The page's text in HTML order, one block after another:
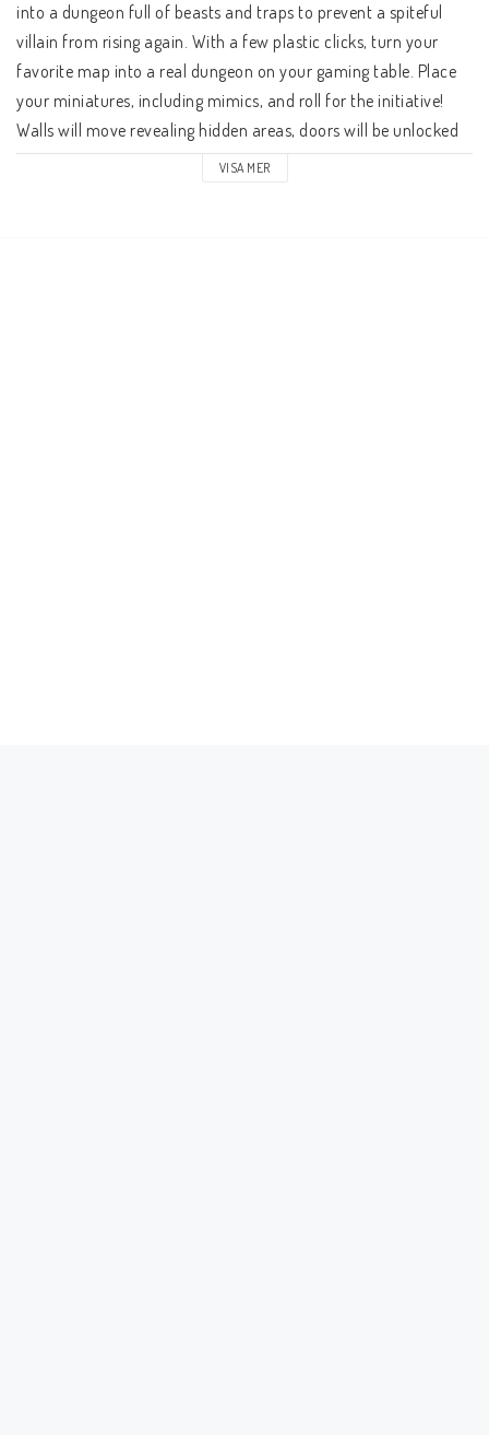
into a dungeon full of beasts and traps to prevent a spiteful
villain from rising again. With a few plastic clicks, turn your
favorite map into a real dungeon on your gaming table. Place
your miniatures, including mimics, and roll for the initiative!
Walls will move revealing hidden areas, doors will be unlocked
and treasures discovered. All is up to you, Adventurer. Forget
VISA MER